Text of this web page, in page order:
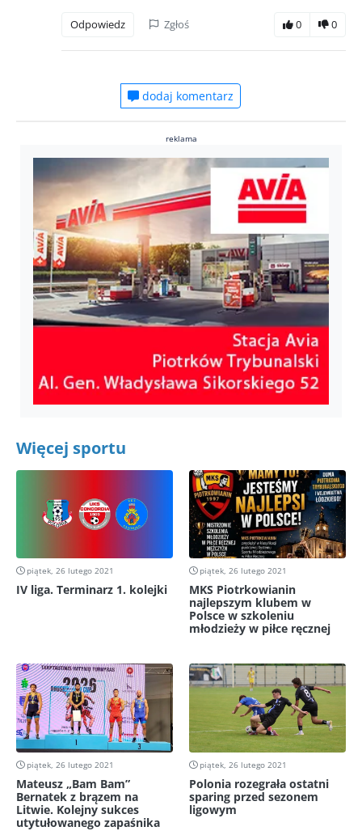
Odpowiedz Zgłoś 0 0
dodaj komentarz
reklama
Więcej sportu
piątek, 26 lutego 2021
IV liga. Terminarz 1. kolejki
piątek, 26 lutego 2021
MKS Piotrkowianin
najlepszym klubem w
Polsce w szkoleniu
młodzieży w piłce ręcznej
piątek, 26 lutego 2021
Mateusz „Bam Bam”
Bernatek z brązem na
Litwie. Kolejny sukces
utytułowanego zapaśnika
piątek, 26 lutego 2021
Polonia rozegrała ostatni
sparing przed sezonem
ligowym